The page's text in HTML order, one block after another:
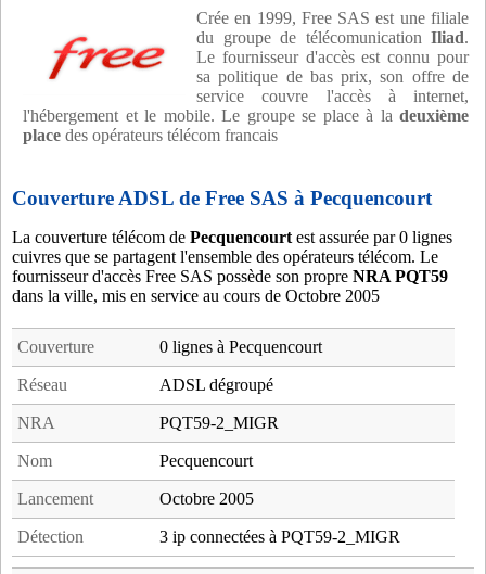
Crée en 1999, Free SAS est une filiale
du groupe de télécomunication Iliad.
Le fournisseur d'accès est connu pour
sa politique de bas prix, son offre de
service couvre l'accès à internet,
l'hébergement et le mobile. Le groupe se place à la deuxième
place des opérateurs télécom francais
Couverture ADSL de Free SAS à Pecquencourt
La couverture télécom de Pecquencourtest assurée par 0 lignes
cuivres que se partagent l'ensemble des opérateurs télécom. Le
fournisseur d'accès Free SAS possède son propre NRA PQT59
dans la ville, mis en service au cours de Octobre 2005
Couverture 0 lignes à Pecquencourt
Réseau ADSL dégroupé
NRA PQT59-2_MIGR
Nom Pecquencourt
Lancement Octobre 2005
Détection 3 ip connectées à PQT59-2_MIGR